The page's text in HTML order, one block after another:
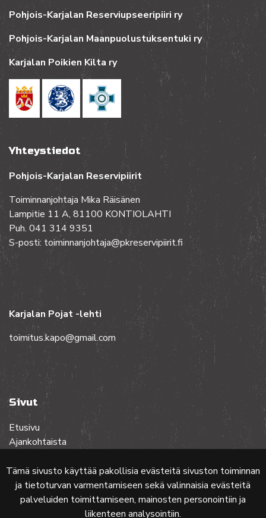
Tämä sivusto käyttää pakollisia evästeitä sivuston toiminnan
ja tietoturvan varmentamiseen sekä valinnaisia evästeitä
palveluiden toimittamiseen, mainosten personointiin ja
liikenteen analysointiin.
Pohjois-Karjalan Reserviupseeripiiri ry
Pohjois-Karjalan Maanpuolustuksentuki ry
Karjalan Poikien Kilta ry
Yhteystiedot
Pohjois-Karjalan Reservipiirit
Toiminnanjohtaja Mika Räisänen
Lampitie 11 A, 81100 KONTIOLAHTI
Puh. 041 314 9351
S-posti: toiminnanjohtaja@pkreservipiirit.fi
Karjalan Pojat -lehti
toimitus.kapo@gmail.com
Sivut
Etusivu
Ajankohtaista
Lehdet
Yhteistyössä
Ota yhteyttä